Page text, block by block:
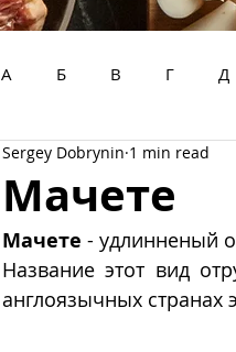
А Б В Г Д
У Ф Х
Мачете
Sergey Dobrynin 1 min read
Мачете - удлинненый
Название этот вид
англоязычных странах